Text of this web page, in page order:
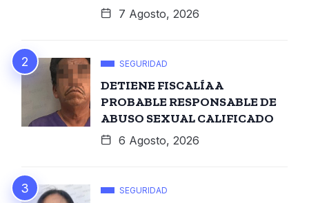
7 Agosto, 2026
SEGURIDAD
DETIENE FISCALÍA A
PROBABLE RESPONSABLE DE
ABUSO SEXUAL CALIFICADO
6 Agosto, 2026
SEGURIDAD